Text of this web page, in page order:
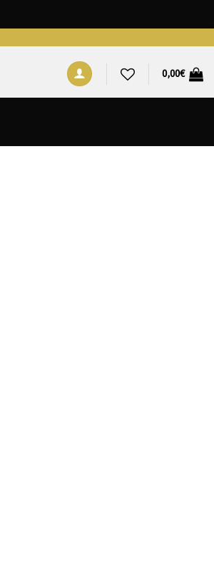
0,00€